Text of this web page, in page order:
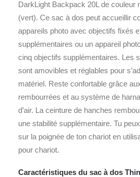
DarkLight Backpack 20L de couleur
(vert). Ce sac à dos peut accueillir
appareils photo avec objectifs fixés
supplémentaires ou un appareil
cinq objectifs supplémentaires. Les
sont amovibles et réglables pour
matériel. Reste confortable grâce
rembourrées et au système de
d’air. La ceinture de hanches
une stabilité supplémentaire. Tu
sur la poignée de ton chariot en
pour chariot.
Caractéristiques du sac à dos